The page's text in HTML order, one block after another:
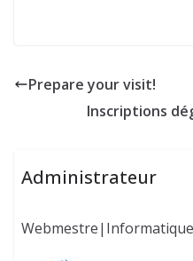
Prepare your visit!
Inscriptions
Administrateur